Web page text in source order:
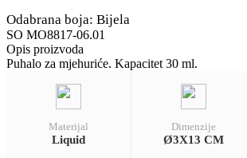
Odabrana boja: Bijela
SO MO8817-06.01
Opis proizvoda
Puhalo za mjehuriće. Kapacitet 30 ml.
Materijal
Liquid
Dimenzije
Ø3X13 CM